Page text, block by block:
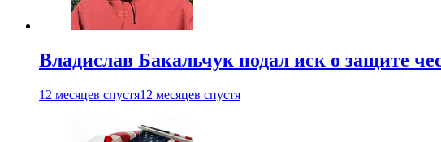
Владислав Бакальчук подал иск о защите
12 месяцев спустя12 месяцев спустя